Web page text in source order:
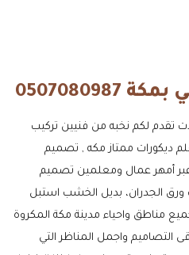
تقدم لكم نخبه من فنيين تركيب
ديكورات ممتاز مكه , تصميم
أمهر عمال ومعلمين تصميم
ورق الجدران، بديل الخشب استبل
مناطق واحياء مدينة مكة المكروة
واجمل المناظر التي